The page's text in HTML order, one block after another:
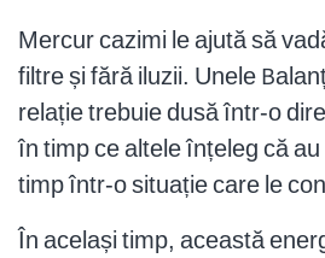
Mercur cazimi le ajută să
filtre și fără iluzii. Unele
relație trebuie dusă într-o
în timp ce altele înțeleg că
timp într-o situație care le
În același timp, această